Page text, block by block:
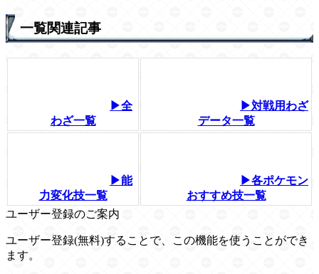
一覧関連記事
▶全
わざ一覧
▶対戦用わざ
データ一覧
▶能
力変化技一覧
▶各ポケモン
おすすめ技一覧
ユーザー登録のご案内
ユーザー登録(無料)することで、この機能を使うことができ
ます。